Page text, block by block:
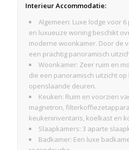
Interieur Accommodatie:
Algemeen: Luxe lodge voor
en luxueuze woning beschikt
moderne woonkamer. Door de
een prachtig panoramisch
Woonkamer: Zeer ruim en
die een panoramisch uitzicht
openslaande deuren.
Keuken: Ruim en voorzien
magnetron,
keukeninventaris, koelkast en
Slaapkamers: 3 aparte
Badkamer: Een luxe